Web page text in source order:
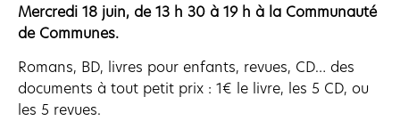
Mercredi 18 juin, de 13 h 30 à 19 h à la Communauté
de Communes.
Romans, BD, livres pour enfants, revues, CD… des
documents à tout petit prix : 1€ le livre, les 5 CD, ou
les 5 revues.